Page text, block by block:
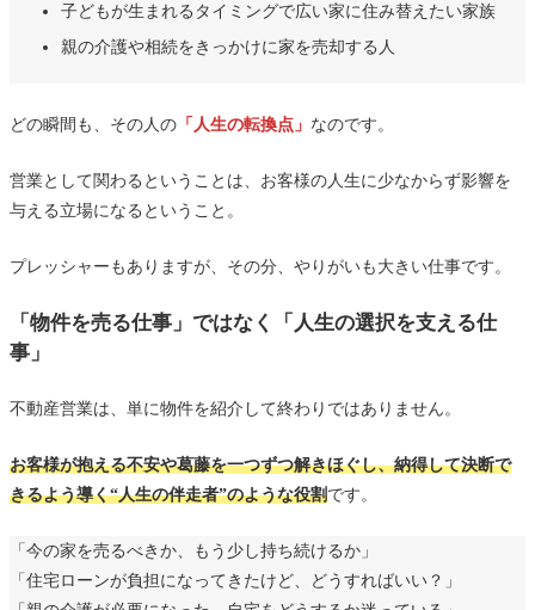
子どもが生まれるタイミングで広い家に住み替えたい家族
親の介護や相続をきっかけに家を売却する人
どの瞬間も、その人の 「人生の転換点」 なのです。
営業として関わるということは、お客様の人生に少なからず影響を
与える立場になるということ。
プレッシャーもありますが、その分、やりがいも大きい仕事です。
「物件を売る仕事」ではなく「人生の選択を支える仕
事」
不動産営業は、単に物件を紹介して終わりではありません。
お客様が抱える不安や葛藤を一つずつ解きほぐし、納得して決断で
きるよう導く“人生の伴走者”のような役割です。
「今の家を売るべきか、もう少し持ち続けるか」
「住宅ローンが負担になってきたけど、どうすればいい？」